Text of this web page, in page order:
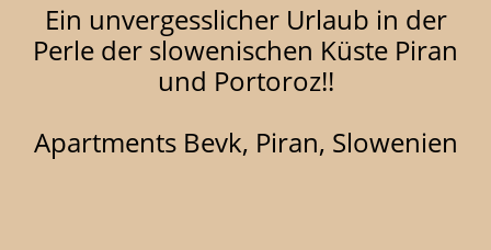
Ein unvergesslicher Urlaub in der
Perle der slowenischen Küste Piran
und Portoroz!!
Apartments Bevk, Piran, Slowenien